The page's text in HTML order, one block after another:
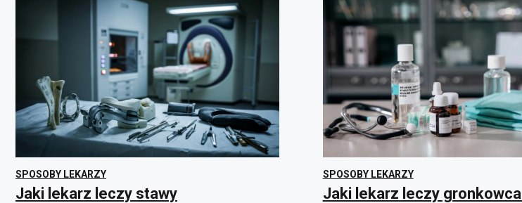
SPOSOBY LEKARZY
Jaki lekarz leczy stawy
SPOSOBY LEKARZY
Jaki lekarz leczy